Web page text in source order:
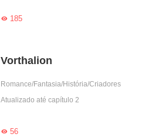
185
Vorthalion
Romance/Fantasia/História/Criadores
Atualizado até capítulo 2
56